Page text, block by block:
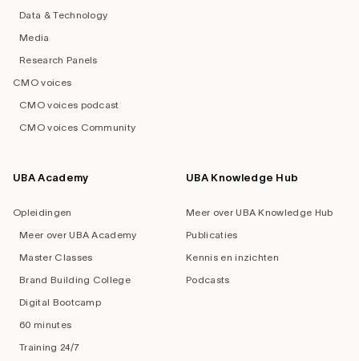
Data & Technology
Media
Research Panels
CMO voices
CMO voices podcast
CMO voices Community
UBA Academy
Opleidingen
Meer over UBA Academy
Master Classes
Brand Building College
Digital Bootcamp
60 minutes
Training 24/7
UBA Knowledge Hub
Meer over UBA Knowledge Hub
Publicaties
Kennis en inzichten
Podcasts